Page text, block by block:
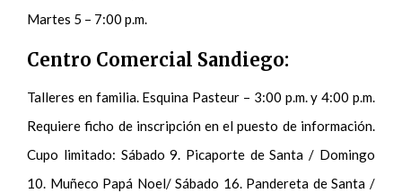
Martes 5 – 7:00 p.m.
Centro Comercial Sandiego:
Talleres en familia. Esquina Pasteur – 3:00 p.m. y 4:00 p.m.
Requiere ficho de inscripción en el puesto de información.
Cupo limitado: Sábado 9. Picaporte de Santa / Domingo
10. Muñeco Papá Noel/ Sábado 16. Pandereta de Santa /